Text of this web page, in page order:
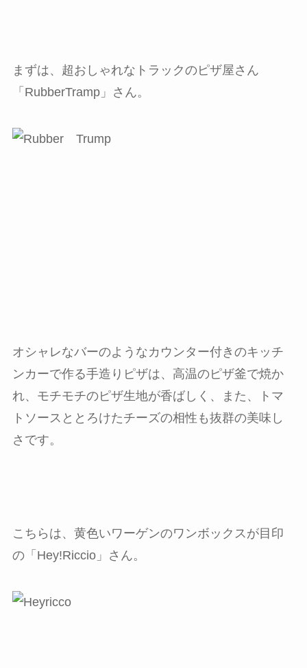
まずは、超おしゃれなトラックのピザ屋さん
「RubberTramp」さん。
オシャレなバーのようなカウンター付きのキッチ
ンカーで作る手造りピザは、高温のピザ釜で焼か
れ、モチモチのピザ生地が香ばしく、また、トマ
トソースととろけたチーズの相性も抜群の美味し
さです。
こちらは、黄色いワーゲンのワンボックスが目印
の「Hey!Riccio」さん。